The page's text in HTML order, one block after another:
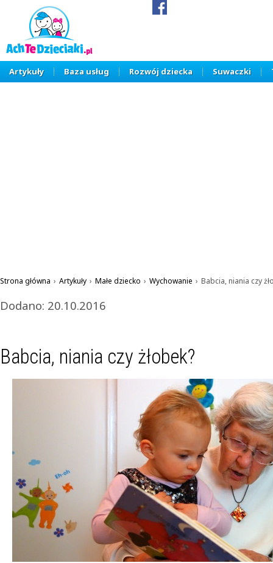
Artykuły Baza usług Rozwój dziecka Suwaczki
Strona główna › Artykuły › Małe dziecko › Wychowanie › Babcia, niania czy
Dodano: 20.10.2016
Babcia, niania czy żłobek?